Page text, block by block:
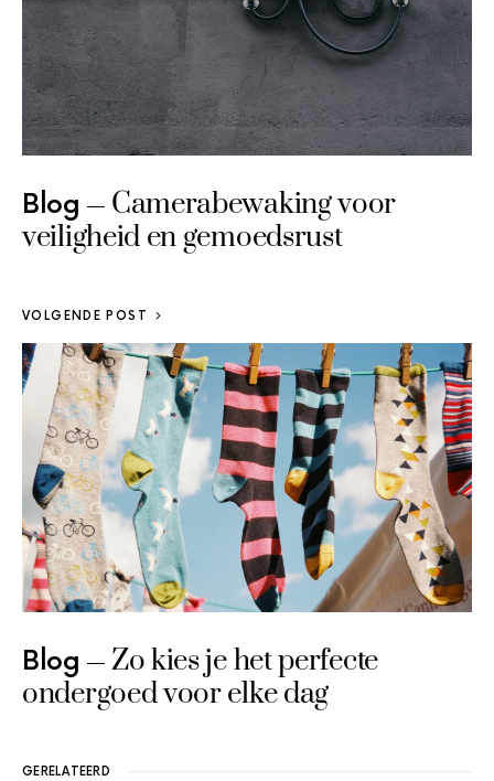
Blog
Camerabewaking voor
veiligheid en gemoedsrust
VOLGENDE POST
Blog
Zo kies je het perfecte
ondergoed voor elke dag
GERELATEERD